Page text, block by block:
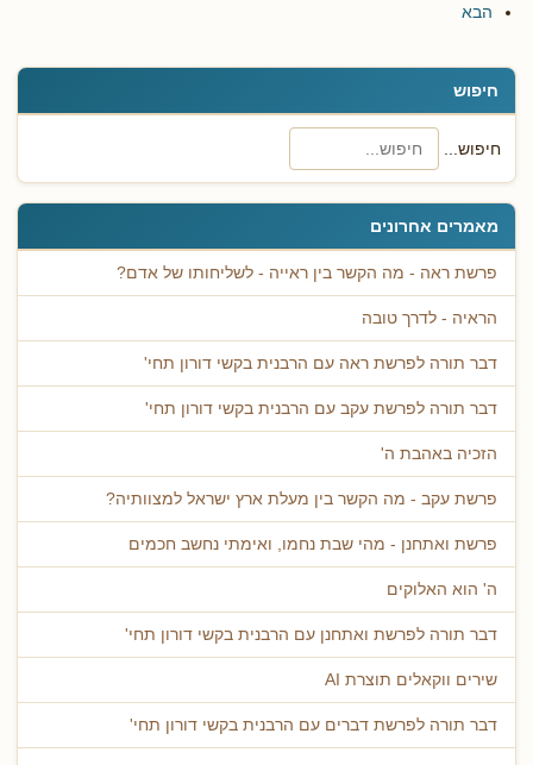
חיפוש
חיפוש...
מאמרים אחרונים
פרשת ראה - מה הקשר בין ראייה - לשליחותו של אדם?
הראיה - לדרך טובה
דבר תורה לפרשת ראה עם הרבנית בקשי דורון תחי'
דבר תורה לפרשת עקב עם הרבנית בקשי דורון תחי'
הזכיה באהבת ה'
פרשת עקב - מה הקשר בין מעלת ארץ ישראל למצוותיה?
פרשת ואתחנן - מהי שבת נחמו, ואימתי נחשב חכמים
ה' הוא האלוקים
דבר תורה לפרשת ואתחנן עם הרבנית בקשי דורון תחי'
שירים ווקאלים תוצרת AI
דבר תורה לפרשת דברים עם הרבנית בקשי דורון תחי'
הבא